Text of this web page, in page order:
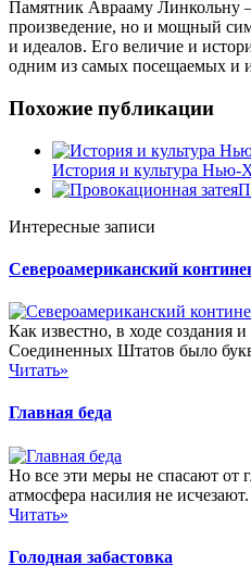
Памятник Аврааму Линкольну –
произведение, но и мощный
и идеалов. Его величие и
одним из самых посещаемых и
Похожие публикации
История и культура Нью-
Интересные записи
Североамериканский
Как известно, в ходе создания
Соединенных Штатов было
Читать»
Главная беда
Но все эти меры не спасают от
атмосфера насилия не
Читать»
Голодная забастовка